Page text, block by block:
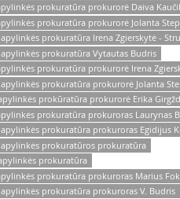
prokuratūra prokurorė Daiva
prokuratūra prokurorė Jolanta
prokuratūra Irena Zgierskytė -
prokuratūra Vytautas Budris
prokuratūra prokurorė Irena
prokuratūra prokurorė Jolanta
prokūratūra prokurorė Erika
prokuratūra prokuroras Laurynas
prokuratūra prokuroras Egidijus
prokuratūros prokuratūra
prokuratūra
prokuratūra prokuroras Marius
prokuratūra prokuroras V. Budris